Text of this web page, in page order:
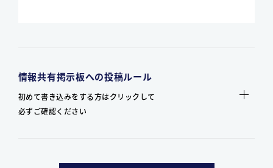
情報共有掲示板への投稿ルール
初めて書き込みをする方はクリックして
必ずご確認ください